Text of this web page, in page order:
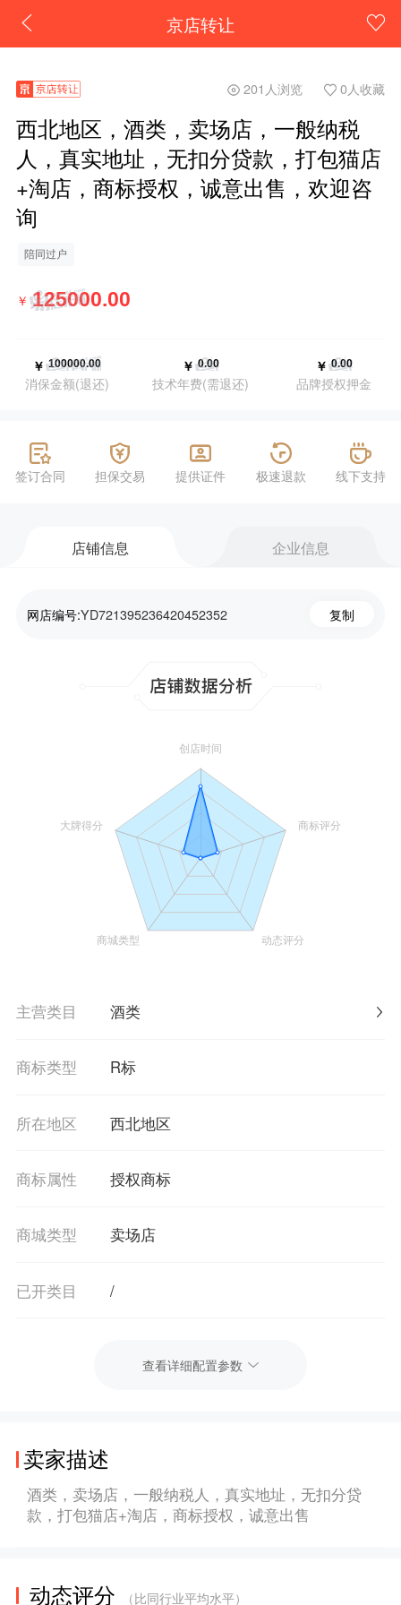
京店转让
201人浏览 0人收藏
西北地区，酒类，卖场店，一般纳税
人，真实地址，无扣分贷款，打包猫店
+淘店，商标授权，诚意出售，欢迎咨
询
陪同过户
￥
￥
消保金额(退还)
￥
技术年费(需退还)
￥
品牌授权押金
签订合同 担保交易 提供证件 极速退款 线下支持
店铺信息 企业信息
网店编号:YD721395236420452352 复制
主营类目 酒类
商标类型 R标
所在地区 西北地区
商标属性 授权商标
商城类型 卖场店
已开类目 /
查看详细配置参数
卖家描述
酒类，卖场店，一般纳税人，真实地址，无扣分贷
款，打包猫店+淘店，商标授权，诚意出售
动态评分 （比同行业平均水平）